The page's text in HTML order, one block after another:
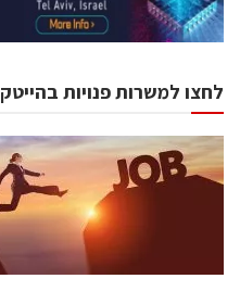
לחצו למשרות פנויות בהייטק